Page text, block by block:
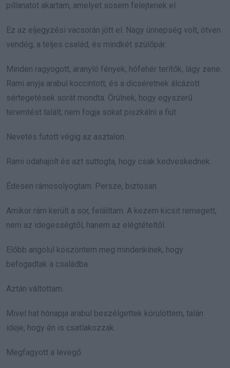
pillanatot akartam, amelyet sosem felejtenek el.
Ez az eljegyzési vacsorán jött el. Nagy ünnepség volt, ötven
vendég, a teljes család, és mindkét szülőpár.
Minden ragyogott, aranyló fények, hófehér terítők, lágy zene.
Rami anyja arabul koccintott, és a dicséretnek álcázott
sértegetések sorát mondta. Örülnek, hogy egyszerű
teremtést talált, nem fogja sokat piszkálni a fiút.
Nevetés futott végig az asztalon.
Rami odahajolt és azt suttogta, hogy csak kedveskednek.
Édesen rámosolyogtam. Persze, biztosan.
Amikor rám került a sor, felálltam. A kezem kicsit remegett,
nem az idegességtől, hanem az elégtételtől.
Előbb angolul köszöntem meg mindenkinek, hogy
befogadtak a családba.
Aztán váltottam.
Mivel hat hónapja arabul beszélgettek körülöttem, talán
ideje, hogy én is csatlakozzak.
Megfagyott a levegő.